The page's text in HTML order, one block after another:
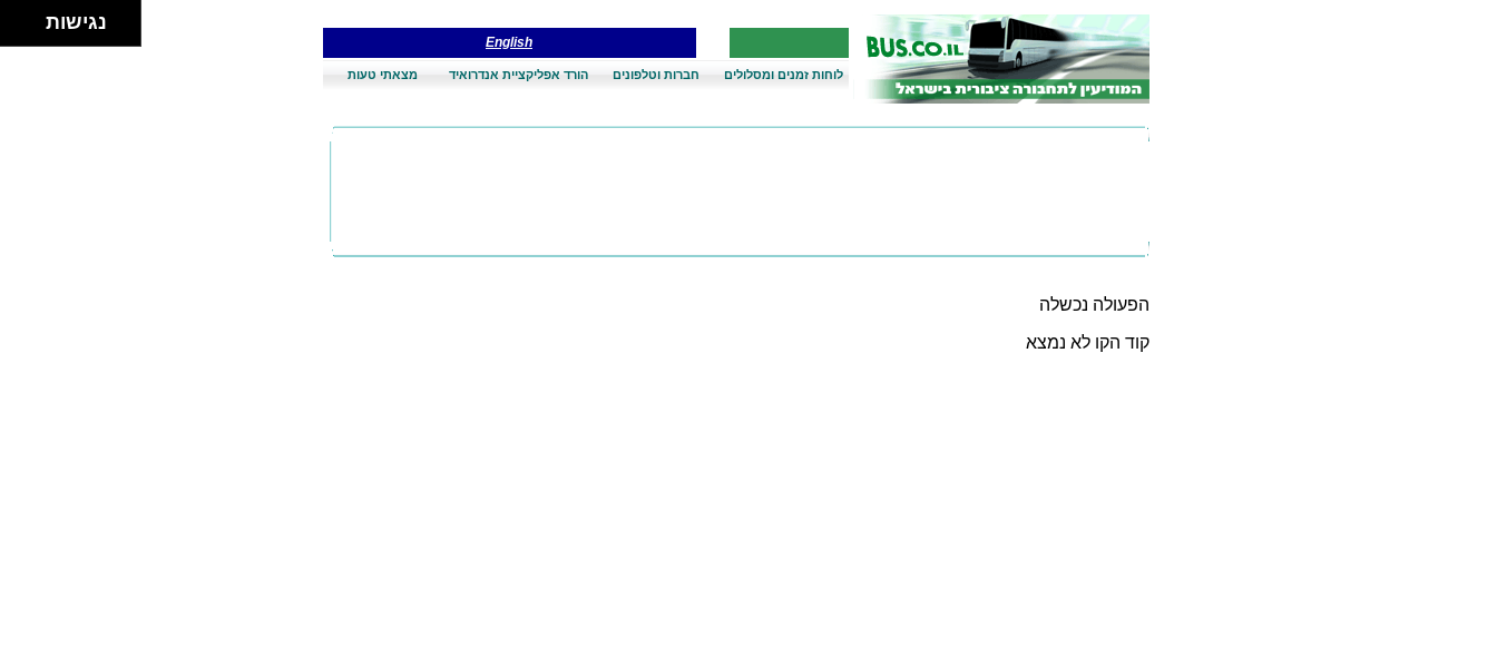
English
לוחות זמנים ומסלולים חברות וטלפונים הורד אפליקציית אנדרואיד מצאתי טעות
הפעולה נכשלה
קוד הקו לא נמצא
נגישות